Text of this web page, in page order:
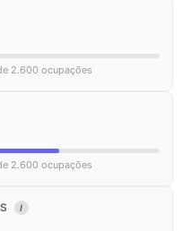
2.600 ocupações
2.600 ocupações
I